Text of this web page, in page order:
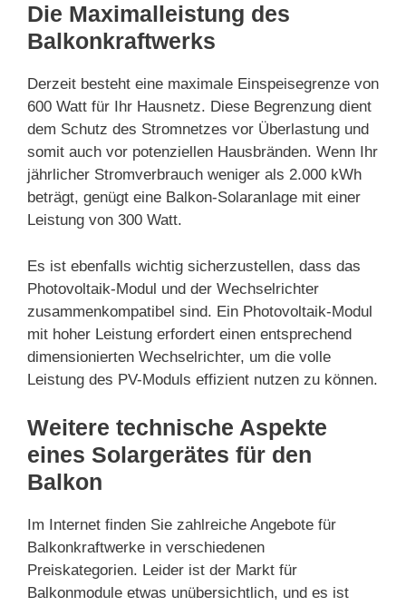
Die Maximalleistung des
Balkonkraftwerks
Derzeit besteht eine maximale Einspeisegrenze von
600 Watt für Ihr Hausnetz. Diese Begrenzung dient
dem Schutz des Stromnetzes vor Überlastung und
somit auch vor potenziellen Hausbränden. Wenn Ihr
jährlicher Stromverbrauch weniger als 2.000 kWh
beträgt, genügt eine Balkon-Solaranlage mit einer
Leistung von 300 Watt.
Es ist ebenfalls wichtig sicherzustellen, dass das
Photovoltaik-Modul und der Wechselrichter
zusammenkompatibel sind. Ein Photovoltaik-Modul
mit hoher Leistung erfordert einen entsprechend
dimensionierten Wechselrichter, um die volle
Leistung des PV-Moduls effizient nutzen zu können.
Weitere technische Aspekte
eines Solargerätes für den
Balkon
Im Internet finden Sie zahlreiche Angebote für
Balkonkraftwerke in verschiedenen
Preiskategorien. Leider ist der Markt für
Balkonmodule etwas unübersichtlich, und es ist